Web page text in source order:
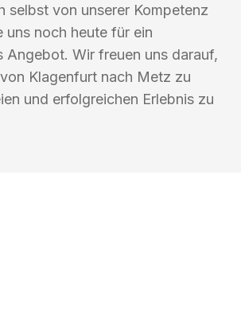
selbst von unserer Kompetenz
uns noch heute für ein
Angebot. Wir freuen uns darauf,
Klagenfurt nach Metz zu
und erfolgreichen Erlebnis zu